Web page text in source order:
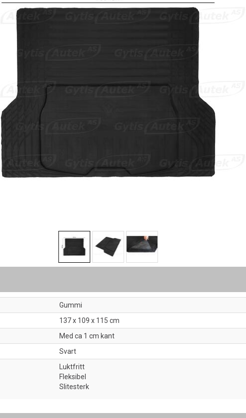
Gummi
137 x 109 x 115 cm
Med ca 1 cm kant
Svart
Luktfritt
Fleksibel
Slitesterk